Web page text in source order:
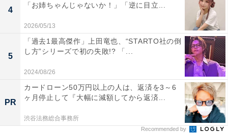
4
「お姉ちゃんじゃないか！」「逆に目立...
2026/05/13
5
「過去1最高傑作」上田竜也、“STARTO社の倒
し方”シリーズで初の失敗!? 「...
2024/08/26
PR
カードローン50万円以上の人は、返済を3～6
ヶ月停止して『大幅に減額してから返済...
渋谷法務総合事務所
Recommended by